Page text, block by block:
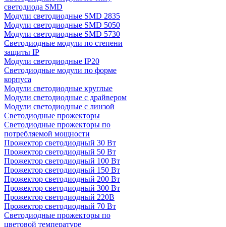
светодиода SMD
Модули светодиодные SMD 2835
Модули светодиодные SMD 5050
Модули светодиодные SMD 5730
Светодиодные модули по степени
защиты IP
Модули светодиодные IP20
Светодиодные модули по форме
корпуса
Модули светодиодные круглые
Модули светодиодные с драйвером
Модули светодиодные с линзой
Светодиодные прожекторы
Светодиодные прожекторы по
потребляемой мощности
Прожектор светодиодный 30 Вт
Прожектор светодиодный 50 Вт
Прожектор светодиодный 100 Вт
Прожектор светодиодный 150 Вт
Прожектор светодиодный 200 Вт
Прожектор светодиодный 300 Вт
Прожектор светодиодный 220В
Прожектор светодиодный 70 Вт
Светодиодные прожекторы по
цветовой температуре